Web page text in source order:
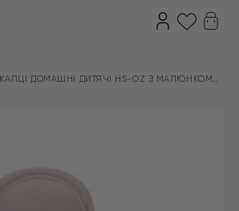
КАПЦІ ДОМАШНІ ДИТЯЧІ HS-OZ З МАЛЮНКОМ